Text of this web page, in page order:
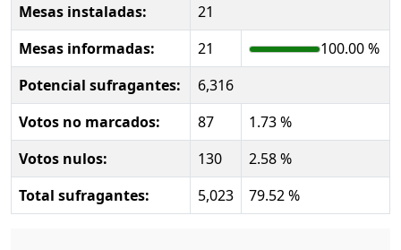
Mesas instaladas:
21
Mesas informadas:
21
100.00 %
Potencial sufragantes:
6,316
Votos no marcados:
87
1.73 %
Votos nulos:
130
2.58 %
Total sufragantes:
5,023 79.52 %